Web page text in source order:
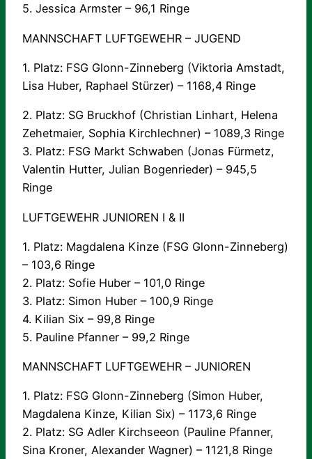
5. Jessica Armster – 96,1 Ringe
MANNSCHAFT LUFTGEWEHR – JUGEND
1. Platz: FSG Glonn-Zinneberg (Viktoria Amstadt,
Lisa Huber, Raphael Stürzer) – 1168,4 Ringe
2. Platz: SG Bruckhof (Christian Linhart, Helena
Zehetmaier, Sophia Kirchlechner) – 1089,3 Ringe
3. Platz: FSG Markt Schwaben (Jonas Fürmetz,
Valentin Hutter, Julian Bogenrieder) – 945,5
Ringe
LUFTGEWEHR JUNIOREN I & II
1. Platz: Magdalena Kinze (FSG Glonn-Zinneberg)
– 103,6 Ringe
2. Platz: Sofie Huber – 101,0 Ringe
3. Platz: Simon Huber – 100,9 Ringe
4. Kilian Six – 99,8 Ringe
5. Pauline Pfanner – 99,2 Ringe
MANNSCHAFT LUFTGEWEHR – JUNIOREN
1. Platz: FSG Glonn-Zinneberg (Simon Huber,
Magdalena Kinze, Kilian Six) – 1173,6 Ringe
2. Platz: SG Adler Kirchseeon (Pauline Pfanner,
Sina Kroner, Alexander Wagner) – 1121,8 Ringe